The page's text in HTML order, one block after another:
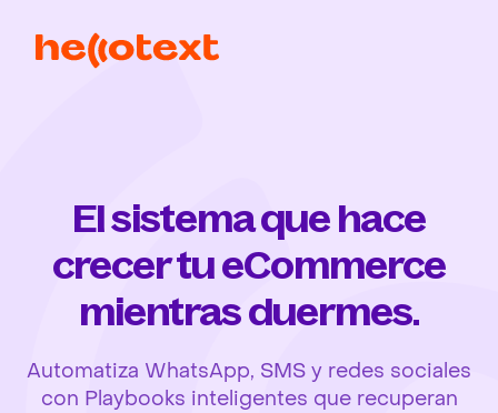
El sistema que hace
crecer tu eCommerce
mientras duermes.
Automatiza WhatsApp, SMS y redes sociales
con Playbooks inteligentes que recuperan